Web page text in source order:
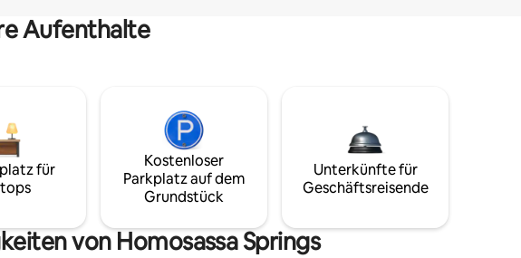
Aufenthalte
für
Kostenloser
Parkplatz auf dem
Grundstück
Unterkünfte für
Geschäftsreisende
von Homosassa Springs